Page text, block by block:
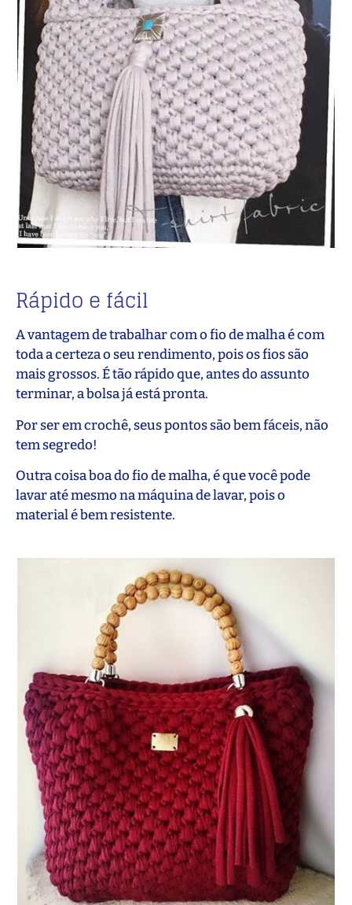
Rápido e fácil
A vantagem de trabalhar com o fio de malha é com
toda a certeza o seu rendimento, pois os fios são
mais grossos. É tão rápido que, antes do assunto
terminar, a bolsa já está pronta.
Por ser em crochê, seus pontos são bem fáceis, não
tem segredo!
Outra coisa boa do fio de malha, é que você pode
lavar até mesmo na máquina de lavar, pois o
material é bem resistente.